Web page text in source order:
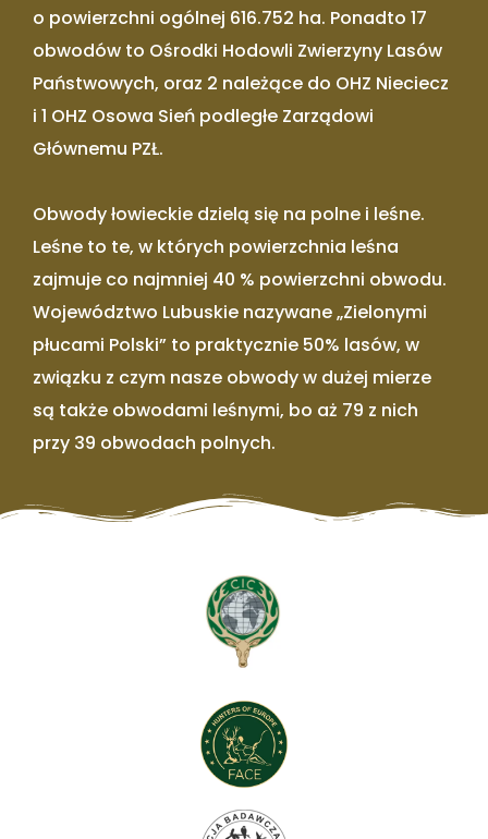
o powierzchni ogólnej 616.752 ha. Ponadto 17
obwodów to Ośrodki Hodowli Zwierzyny Lasów
Państwowych, oraz 2 należące do OHZ Nieciecz
i 1 OHZ Osowa Sień podległe Zarządowi
Głównemu PZŁ.
Obwody łowieckie dzielą się na polne i leśne.
Leśne to te, w których powierzchnia leśna
zajmuje co najmniej 40 % powierzchni obwodu.
Województwo Lubuskie nazywane „Zielonymi
płucami Polski” to praktycznie 50% lasów, w
związku z czym nasze obwody w dużej mierze
są także obwodami leśnymi, bo aż 79 z nich
przy 39 obwodach polnych.